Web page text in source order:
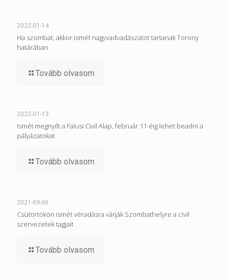
2022-01-14
Ha szombat, akkor ismét nagyvadvadászatot tartanak Torony
határában
Tovább olvasom
2022-01-13
Ismét megnyílt a Falusi Civil Alap, február 11-éig lehet beadni a
pályázatokat
Tovább olvasom
2021-09-06
Csütörtökön ismét véradásra várják Szombathelyre a civil
szervezetek tagjait
Tovább olvasom